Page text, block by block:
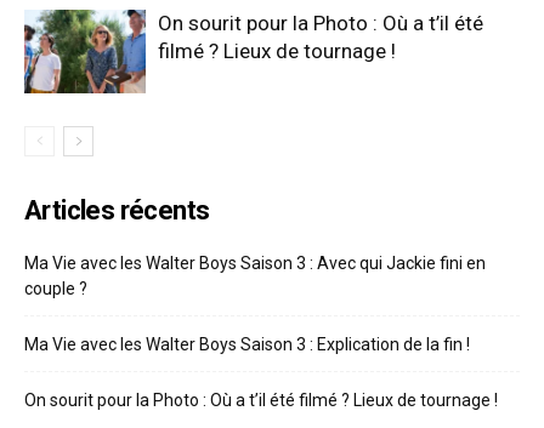
On sourit pour la Photo : Où a t’il été
filmé ? Lieux de tournage !
Articles récents
Ma Vie avec les Walter Boys Saison 3 : Avec qui Jackie fini en
couple ?
Ma Vie avec les Walter Boys Saison 3 : Explication de la fin !
On sourit pour la Photo : Où a t’il été filmé ? Lieux de tournage !